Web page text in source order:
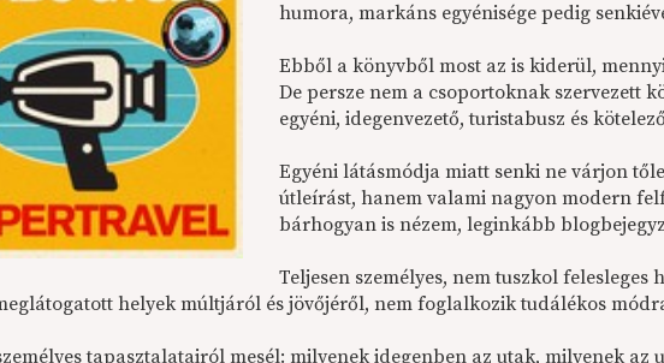
humora, markáns egyénisége pedig
Ebből a könyvből most az is kiderül,
De persze nem a csoportoknak szervezett
egyéni, idegenvezető, turistabusz és
Egyéni látásmódja miatt senki ne várjon
útleírást, hanem valami nagyon modern
bárhogyan is nézem, leginkább
Teljesen személyes, nem tuszkol
helyek múltjáról és jövőjéről, nem foglalkozik tudálékos
tapasztalatairól mesél: milyenek idegenben az utak, milyenek az